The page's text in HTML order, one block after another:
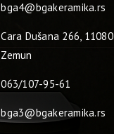
bga4@bgakeramika.rs
Cara Dušana 266, 11080
Zemun
063/107-95-61
bga3@bgakeramika.rs